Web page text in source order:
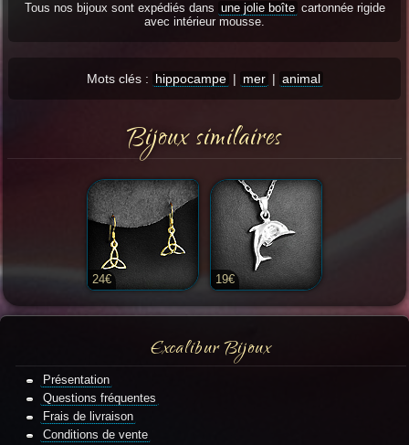
Tous nos bijoux sont expédiés dans une jolie boîte cartonnée rigide
avec intérieur mousse.
Mots clés : hippocampe | mer | animal
Bijoux similaires
24€ 19€
Excalibur Bijoux
Présentation
Questions fréquentes
Frais de livraison
Conditions de vente